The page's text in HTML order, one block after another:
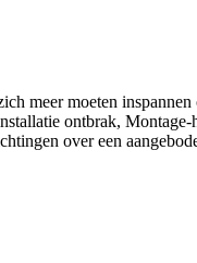
meer moeten
ontbrak,
over een